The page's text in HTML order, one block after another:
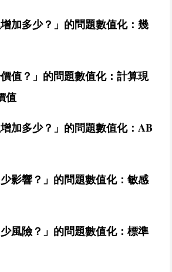
加多少？」的問題數值化：幾
值？」的問題數值化：計算現
值
加多少？」的問題數值化：AB
影響？」的問題數值化：敏感
風險？」的問題數值化：標準